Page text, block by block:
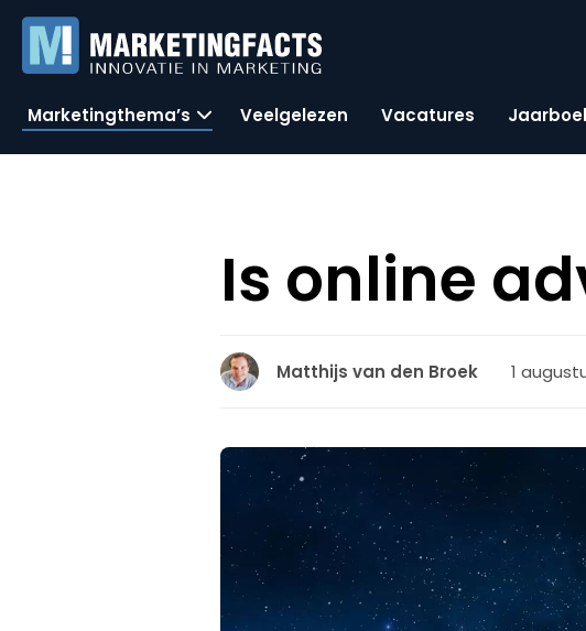
Marketingthema’s Veelgelezen Vacatures
Is online
Matthijs van den Broek 1